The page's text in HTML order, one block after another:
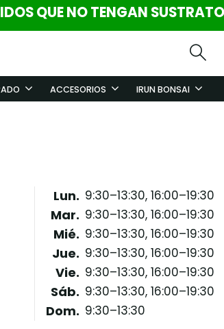
QUE NO TENGAN SUSTRATO
ACCESORIOS IRUN BONSAI
Lun. 9:30–13:30, 16:00–19:30
Mar. 9:30–13:30, 16:00–19:30
Mié. 9:30–13:30, 16:00–19:30
Jue. 9:30–13:30, 16:00–19:30
Vie. 9:30–13:30, 16:00–19:30
Sáb. 9:30–13:30, 16:00–19:30
Dom. 9:30–13:30